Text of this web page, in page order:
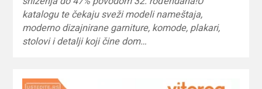
katalogu te čekaju sveži modeli nameštaja,
moderno dizajnirane garniture, komode, plakari,
stolovi i detalji koji čine dom…